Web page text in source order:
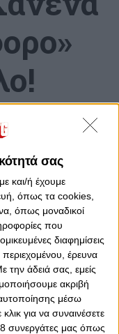
σας
και/ή έχουμε
όπως τα cookies,
όπως μοναδικοί
που
διαφημίσεις
περιεχομένου, έρευνα
την άδειά σας, εμείς
ακριβή
μέσω
για να συναινέσετε
συνεργάτες μας όπως